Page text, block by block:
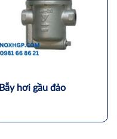
Bẫy hơi gầu đảo